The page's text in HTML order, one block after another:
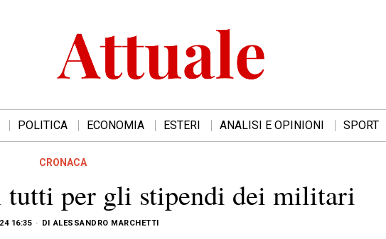
POLITICA ECONOMIA ESTERI ANALISI E OPINIONI SPORT
CRONACA
tutti per gli stipendi dei militari
16:35 DI ALESSANDRO MARCHETTI